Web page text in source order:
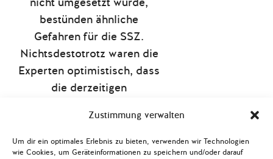
Zustimmung verwalten
Um dir ein optimales Erlebnis zu bieten, verwenden wir Technologien
wie Cookies, um Geräteinformationen zu speichern und/oder darauf
bestünden ähnliche
Gefahren für die SSZ.
Nichtsdestotrotz waren die
Experten optimistisch, dass
die derzeitigen
vor allem durch die starke
französische Unterstützung
erfüllt werden könnten.